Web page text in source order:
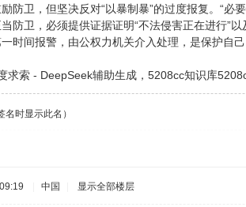
防卫，但坚决反对“以暴制暴”的过度报复。“必
防卫，必须提供证据证明“不法侵害正在进行”以
时间报警，由公权力机关介入处理，是保护自己
求索 - DeepSeek辅助生成，5208cc知识库
时显示此名）
中国 显示全部楼层